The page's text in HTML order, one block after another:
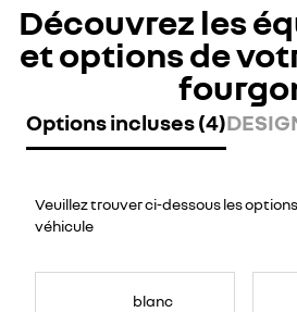
Découvrez les
et options de
Options incluses (4)
Veuillez trouver ci-dessous les
véhicule
blanc